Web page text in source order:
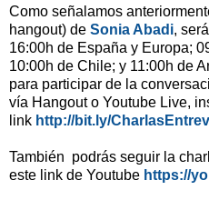
Como señalamos
hangout) de Sonia Abadi,
16:00h de España y Europa;
10:00h de Chile; y 11:00h de
para participar de la
vía Hangout o Youtube Live,
link http://bit.ly/
También podrás seguir la
este link de Youtube https://